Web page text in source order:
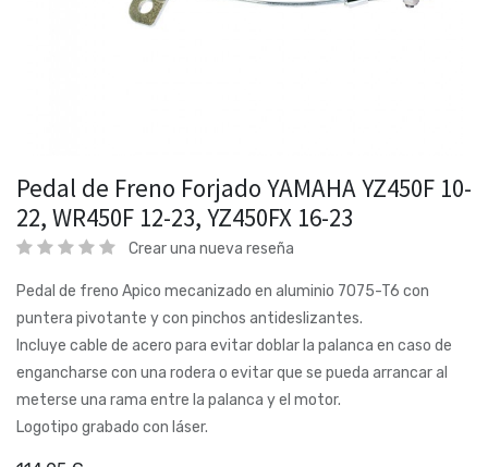
Pedal de Freno Forjado YAMAHA YZ450F 10-
22, WR450F 12-23, YZ450FX 16-23
Crear una nueva reseña
Pedal de freno Apico mecanizado en aluminio 7075-T6 con
puntera pivotante y con pinchos antideslizantes.
Incluye cable de acero para evitar doblar la palanca en caso de
engancharse con una rodera o evitar que se pueda arrancar al
meterse una rama entre la palanca y el motor.
Logotipo grabado con láser.